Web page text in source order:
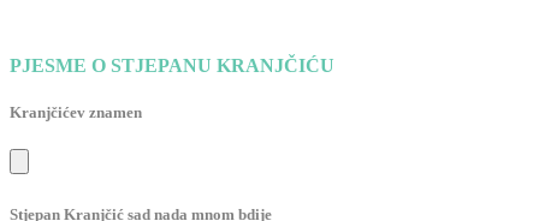
PJESME O STJEPANU KRANJČIĆU
Kranjčićev znamen
Stjepan Kranjčić sad nada mnom bdije